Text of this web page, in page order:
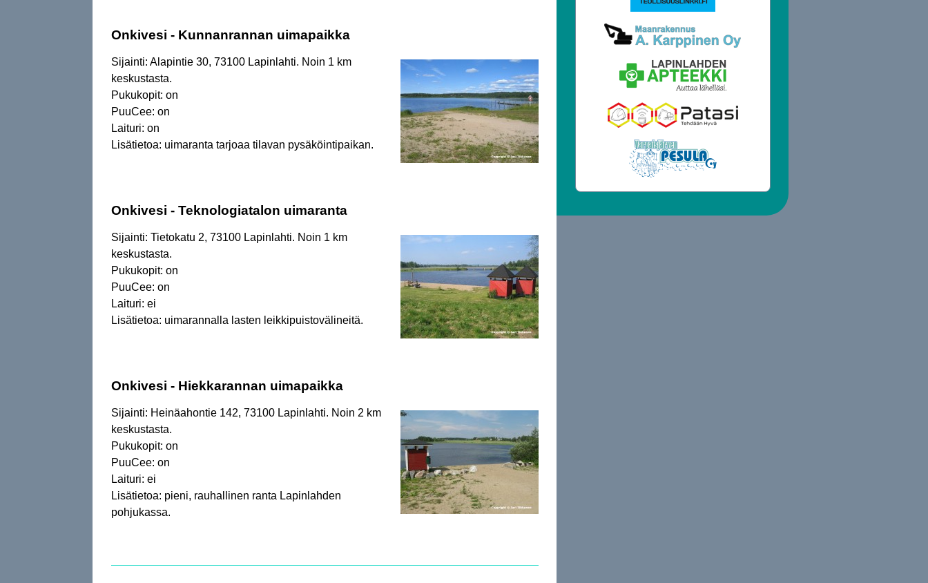
Onkivesi - Kunnanrannan uimapaikka
Sijainti: Alapintie 30, 73100 Lapinlahti. Noin 1 km
keskustasta.
Pukukopit: on
PuuCee: on
Laituri: on
Lisätietoa: uimaranta tarjoaa tilavan pysäköintipaikan.
Onkivesi - Teknologiatalon uimaranta
Sijainti: Tietokatu 2, 73100 Lapinlahti. Noin 1 km
keskustasta.
Pukukopit: on
PuuCee: on
Laituri: ei
Lisätietoa: uimarannalla lasten leikkipuistovälineitä.
Onkivesi - Hiekkarannan uimapaikka
Sijainti: Heinäahontie 142, 73100 Lapinlahti. Noin 2 km
keskustasta.
Pukukopit: on
PuuCee: on
Laituri: ei
Lisätietoa: pieni, rauhallinen ranta Lapinlahden
pohjukassa.